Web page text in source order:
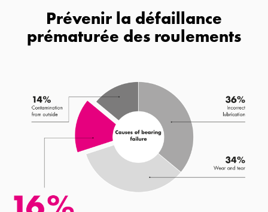
Prévenir la défaillance
prématurée des roulements